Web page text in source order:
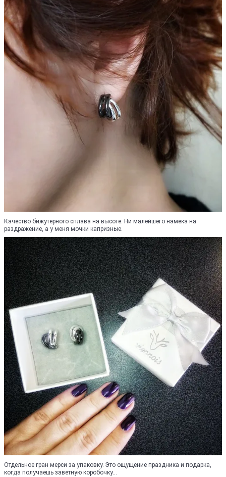
Качество бижутерного сплава на высоте. Ни малейшего намека на
раздражение, а у меня мочки капризные.
Отдельное гран мерси за упаковку. Это ощущение праздника и подарка,
когда получаешь заветную коробочку...